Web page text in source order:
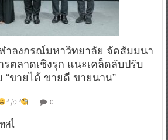
าลงกรณ์มหาวิทยาลัย จัดสัมมนา
ตลาดเชิงรุก แนะเคล็ดลับปรับ
“ขายได้ ขายดี ขายนาน”
^ jo ^ 0
ศไ